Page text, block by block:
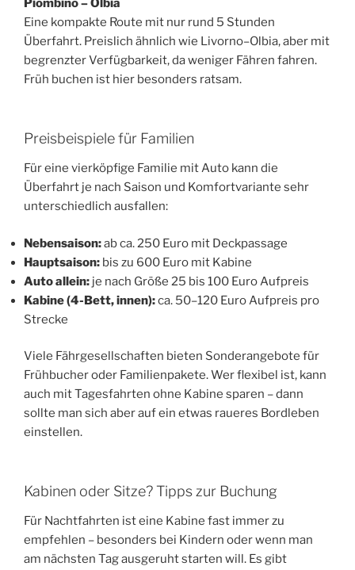
Piombino – Olbia
Eine kompakte Route mit nur rund 5 Stunden
Überfahrt. Preislich ähnlich wie Livorno–Olbia, aber mit
begrenzter Verfügbarkeit, da weniger Fähren fahren.
Früh buchen ist hier besonders ratsam.
Preisbeispiele für Familien
Für eine vierköpfige Familie mit Auto kann die
Überfahrt je nach Saison und Komfortvariante sehr
unterschiedlich ausfallen:
Nebensaison:ab ca. 250 Euro mit Deckpassage
Hauptsaison: bis zu 600 Euro mit Kabine
Auto allein: je nach Größe 25 bis 100 Euro Aufpreis
Kabine (4-Bett, innen):ca. 50–120 Euro Aufpreis pro
Strecke
Viele Fährgesellschaften bieten Sonderangebote für
Frühbucher oder Familienpakete. Wer flexibel ist, kann
auch mit Tagesfahrten ohne Kabine sparen – dann
sollte man sich aber auf ein etwas raueres Bordleben
einstellen.
Kabinen oder Sitze? Tipps zur Buchung
Für Nachtfahrten ist eine Kabine fast immer zu
empfehlen – besonders bei Kindern oder wenn man
am nächsten Tag ausgeruht starten will. Es gibt